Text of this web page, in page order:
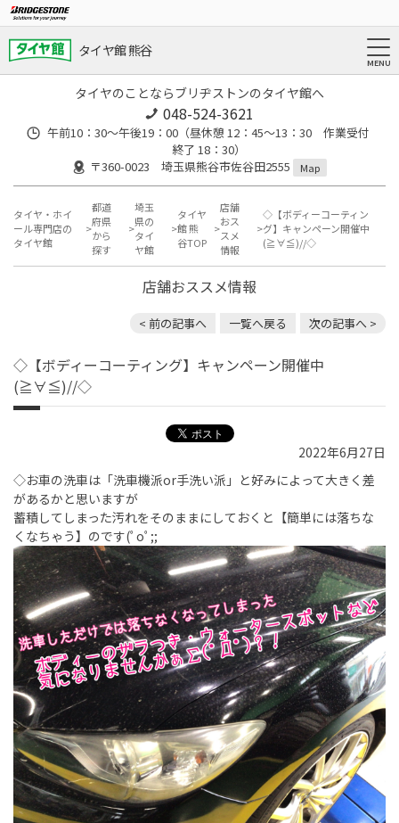
タイヤ館 熊谷
タイヤのことならブリヂストンのタイヤ館へ
048-524-3621
午前10：30～午後19：00（昼休憩 12：45～13：30 作業受付
終了 18：30）
〒360-0023 埼玉県熊谷市佐谷田2555
Map
タイヤ・ホイ
ール専門店の
タイヤ館
都道
府県
から
探す
埼玉
県の
タイ
ヤ館
タイヤ
館 熊
谷TOP
店舗
おス
スメ
情報
◇【ボディーコーティン
グ】キャンペーン開催中
(≧∀≦)//◇
店舗おススメ情報
< 前の記事へ 一覧へ戻る 次の記事へ >
◇【ボディーコーティング】キャンペーン開催中
(≧∀≦)//◇
2022年6月27日
◇お車の洗車は「洗車機派or手洗い派」と好みによって大きく差
があるかと思いますが
蓄積してしまった汚れをそのままにしておくと【簡単には落ちな
くなちゃう】のです(ﾟoﾟ;;